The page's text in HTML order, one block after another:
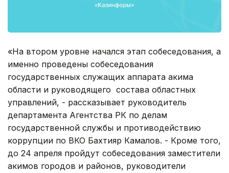
«На втором уровне начался этап собеседования, а
именно проведены собеседования
государственных служащих аппарата акима
области и руководящего состава областных
управлений, - рассказывает руководитель
департамента Агентства РК по делам
государственной службы и противодействию
коррупции по ВКО Бахтияр Камалов. - Кроме того,
до 24 апреля пройдут собеседования заместители
акимов городов и районов, руководители